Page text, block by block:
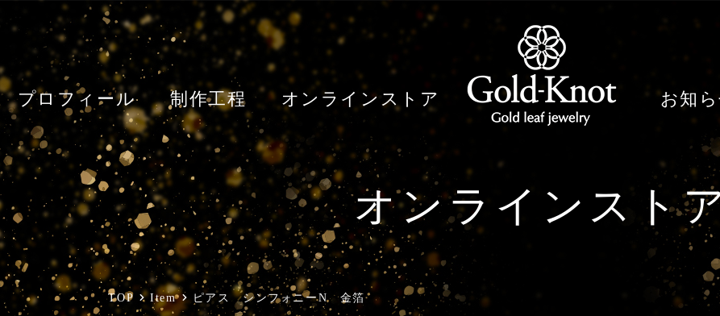
プロフィール 制作工程 オンラインストア お知
オンラインスト
TOP Item ピアス シンフォニーN 金箔